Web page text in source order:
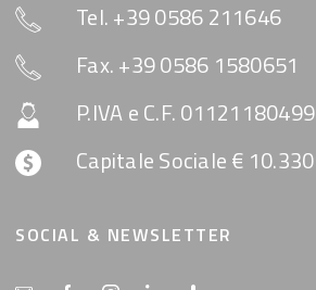
Tel. +39 0586 211646
Fax. +39 0586 1580651
P.IVA e C.F. 01121180499
Capitale Sociale € 10.330
SOCIAL & NEWSLETTER